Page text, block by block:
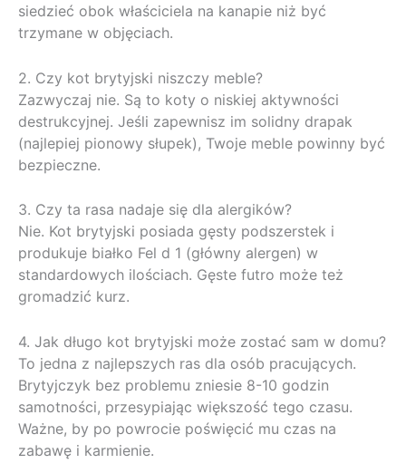
siedzieć obok właściciela na kanapie niż być
trzymane w objęciach.
2. Czy kot brytyjski niszczy meble?
Zazwyczaj nie. Są to koty o niskiej aktywności
destrukcyjnej. Jeśli zapewnisz im solidny drapak
(najlepiej pionowy słupek), Twoje meble powinny być
bezpieczne.
3. Czy ta rasa nadaje się dla alergików?
Nie. Kot brytyjski posiada gęsty podszerstek i
produkuje białko Fel d 1 (główny alergen) w
standardowych ilościach. Gęste futro może też
gromadzić kurz.
4. Jak długo kot brytyjski może zostać sam w domu?
To jedna z najlepszych ras dla osób pracujących.
Brytyjczyk bez problemu zniesie 8-10 godzin
samotności, przesypiając większość tego czasu.
Ważne, by po powrocie poświęcić mu czas na
zabawę i karmienie.